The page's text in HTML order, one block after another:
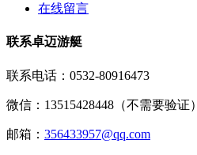
在线留言
联系卓迈游艇
联系电话： 0532-80916473
微信：13515428448（不需要验证）
邮箱： 356433957@qq.com